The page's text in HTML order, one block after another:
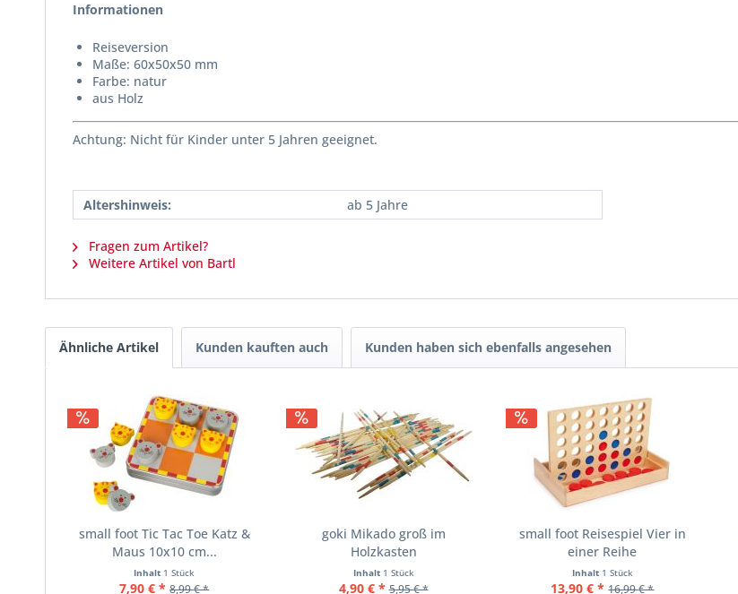
Informationen
Reiseversion
Maße: 60x50x50 mm
Farbe: natur
aus Holz
Achtung: Nicht für Kinder unter 5 Jahren geeignet.
Altershinweis: ab 5 Jahre
Fragen zum Artikel?
Weitere Artikel von Bartl
Ähnliche Artikel Kunden kauften auch Kunden haben sich ebenfalls angesehen
small foot Tic Tac Toe Katz &
Maus 10x10 cm...
Inhalt 1 Stück
7,90 € * 8,99 € *
goki Mikado groß im
Holzkasten
Inhalt 1 Stück
4,90 € * 5,95 € *
small foot Reisespiel Vier in
einer Reihe
Inhalt 1 Stück
13,90 € * 16,99 € *